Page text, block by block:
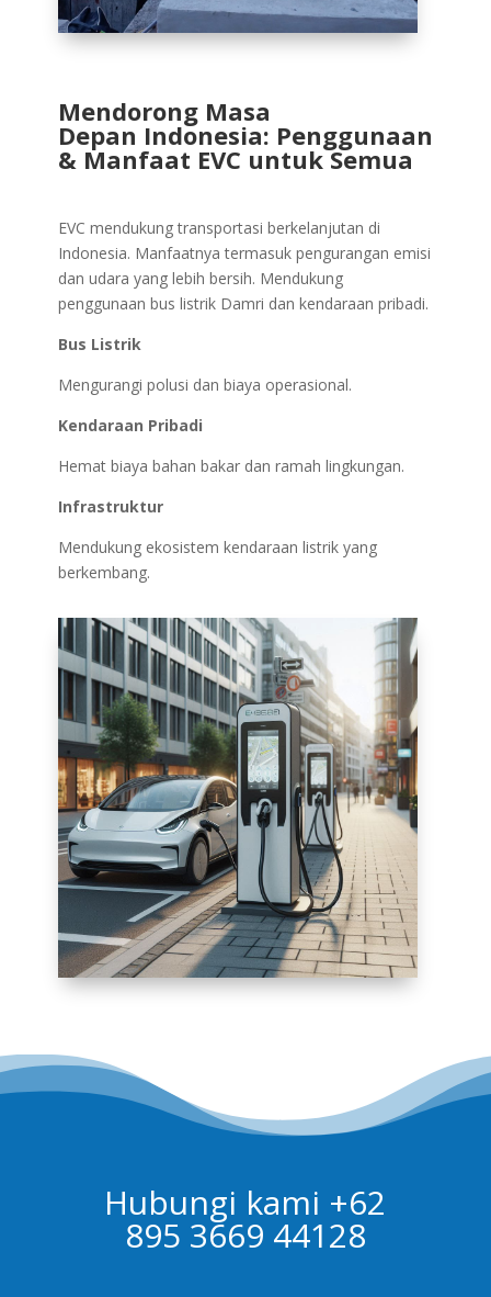
Mendorong Masa
Depan Indonesia: Penggunaan
& Manfaat EVC untuk Semua
EVC mendukung transportasi berkelanjutan di
Indonesia. Manfaatnya termasuk pengurangan emisi
dan udara yang lebih bersih. Mendukung
penggunaan bus listrik Damri dan kendaraan pribadi.
Bus Listrik
Mengurangi polusi dan biaya operasional.
Kendaraan Pribadi
Hemat biaya bahan bakar dan ramah lingkungan.
Infrastruktur
Mendukung ekosistem kendaraan listrik yang
berkembang.
Hubungi kami +62
895 3669 44128